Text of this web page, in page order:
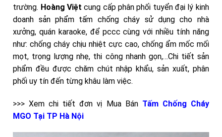
trường. Hoàng Việt cung cấp phân phối tuyển đại lý kinh
doanh sản phẩm tấm chống cháy sử dụng cho nhà
xưởng, quán karaoke, để pccc cùng với nhiều tính năng
như: chống cháy chịu nhiệt cực cao, chống ẩm mốc mối
mọt, trọng lượng nhẹ, thi công nhanh gọn,…Chi tiết sản
phẩm đều được chăm chút nhập khẩu, sản xuất, phân
phối uy tín đến từng khâu làm việc.
>>> Xem chi tiết đơn vị Mua Bán Tấm Chống Cháy
MGO Tại TP Hà Nội